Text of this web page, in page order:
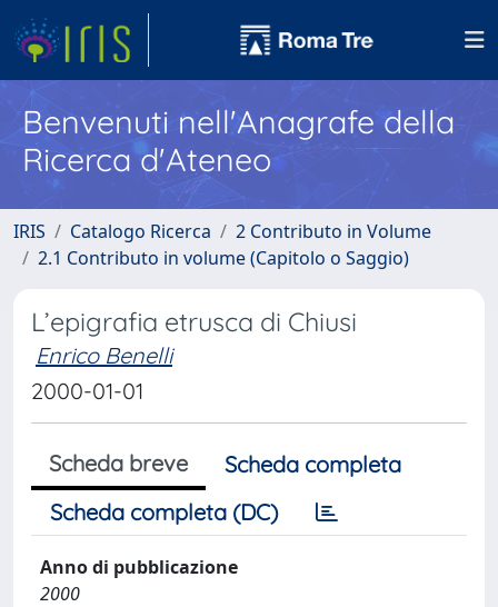
Benvenuti nell'Anagrafe della
Ricerca d'Ateneo
IRIS Catalogo Ricerca
2 Contributo in Volume
2.1 Contributo in volume (Capitolo o Saggio)
L’epigrafia etrusca di Chiusi
Enrico Benelli
2000-01-01
Scheda breve
Scheda completa
Scheda completa (DC)
Anno di pubblicazione
2000